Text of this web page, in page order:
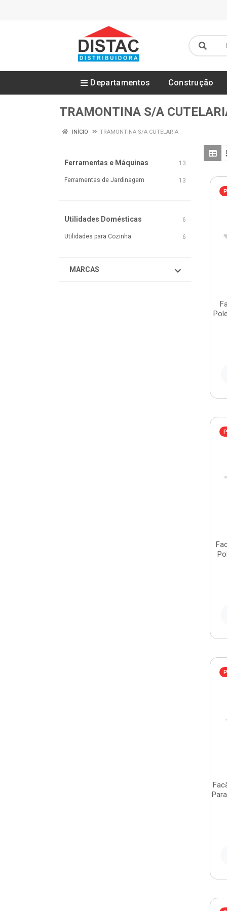
Departamentos Construção
TRAMONTINA S/A
INÍCIO TRAMONTINA S/A CUTELARIA
Ferramentas e Máquinas 13
Ferramentas de Jardinagem 13
Utilidades Domésticas 6
Utilidades para Cozinha 6
MARCAS